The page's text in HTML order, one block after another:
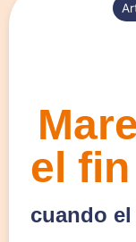
el
cuando